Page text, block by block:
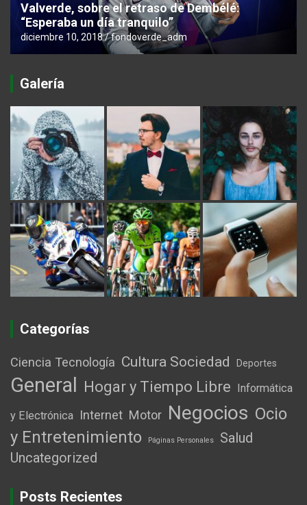
Valverde, sobre el retraso de Dembélé:
“Esperaba un día tranquilo”
diciembre 10, 2018 fondoverde_adm
Galería
Categorías
Ciencia Tecnología Cultura Sociedad Deportes
General Hogar y Tiempo Libre Informática
y Electrónica Internet Motor Negocios Ocio
y Entretenimiento
Páginas Personales
Salud
Uncategorized
Posts Recientes